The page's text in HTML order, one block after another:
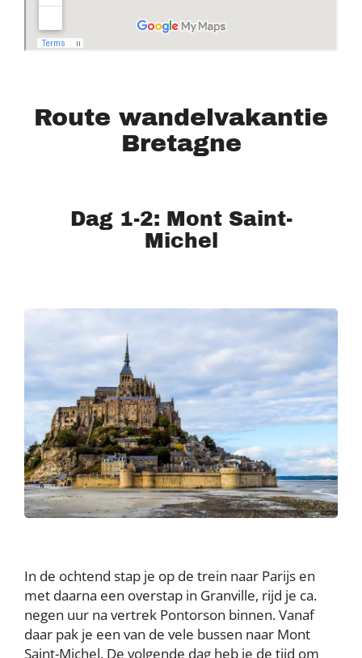
Route wandelvakantie
Bretagne
Dag 1-2: Mont Saint-
Michel
In de ochtend stap je op de trein naar Parijs en
met daarna een overstap in Granville, rijd je ca.
negen uur na vertrek Pontorson binnen. Vanaf
daar pak je een van de vele bussen naar Mont
Saint-Michel. De volgende dag heb je de tijd om